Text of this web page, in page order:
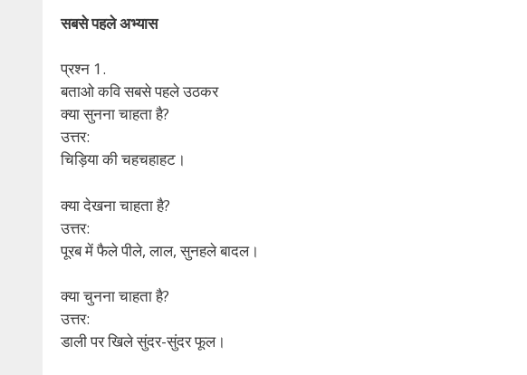
सबसे पहले अभ्यास
प्रश्न 1.
बताओ कवि सबसे पहले उठकर
क्या सुनना चाहता है?
उत्तर:
चिड़िया की चहचहाहट।
क्या देखना चाहता है?
उत्तर:
पूरब में फैले पीले, लाल, सुनहले बादल।
क्या चुनना चाहता है?
उत्तर:
डाली पर खिले सुंदर-सुंदर फूल।